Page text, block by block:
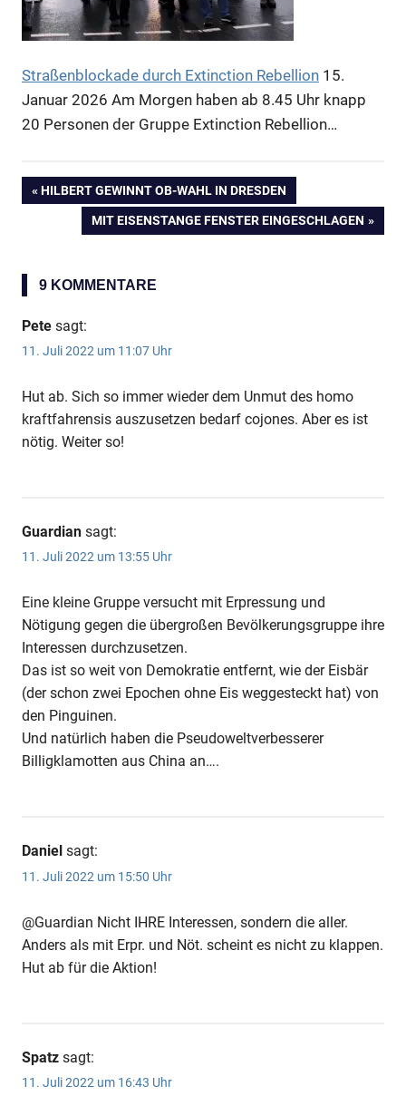
Anzeige
Straßenblockade durch Extinction Rebellion 15.
Januar 2026 Am Morgen haben ab 8.45 Uhr knapp
20 Personen der Gruppe Extinction Rebellion…
Beitragsnavigation
VORHERIGER
BEITRAG:
HILBERT GEWINNT OB-WAHL IN DRESDEN
NÄCHSTER
MIT EISENSTANGE FENSTER EINGESCHLAGEN
9 KOMMENTARE
Pete sagt:
11. Juli 2022 um 11:07 Uhr
Hut ab. Sich so immer wieder dem Unmut des homo
kraftfahrensis auszusetzen bedarf cojones. Aber es ist
nötig. Weiter so!
Guardian sagt:
11. Juli 2022 um 13:55 Uhr
Eine kleine Gruppe versucht mit Erpressung und
Nötigung gegen die übergroßen Bevölkerungsgruppe ihre
Interessen durchzusetzen.
Das ist so weit von Demokratie entfernt, wie der Eisbär
(der schon zwei Epochen ohne Eis weggesteckt hat) von
den Pinguinen.
Und natürlich haben die Pseudoweltverbesserer
Billigklamotten aus China an….
Daniel sagt:
11. Juli 2022 um 15:50 Uhr
@Guardian Nicht IHRE Interessen, sondern die aller.
Anders als mit Erpr. und Nöt. scheint es nicht zu klappen.
Hut ab für die Aktion!
Spatz sagt:
11. Juli 2022 um 16:43 Uhr